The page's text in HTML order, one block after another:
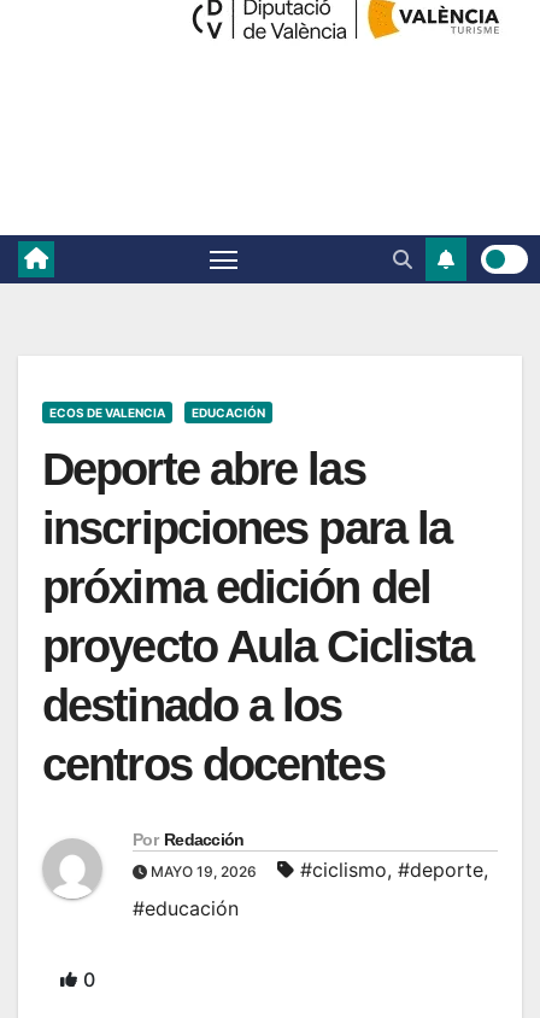
ECOS DE VALENCIA EDUCACIÓN
Deporte abre las
inscripciones para la
próxima edición del
proyecto Aula Ciclista
destinado a los
centros docentes
Por Redacción
MAYO 19, 2026 #ciclismo, #deporte,
#educación
0